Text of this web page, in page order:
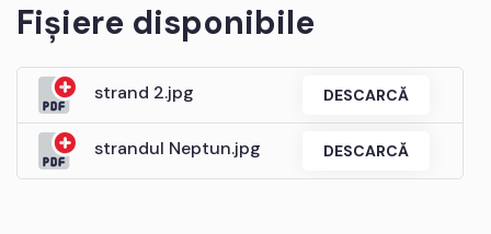
Fișiere disponibile
strand 2.jpg DESCARCĂ
strandul Neptun.jpg DESCARCĂ